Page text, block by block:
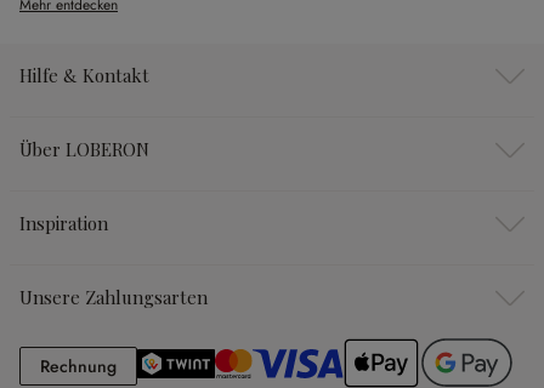
Mehr entdecken
Hilfe & Kontakt
Über LOBERON
Inspiration
Unsere Zahlungsarten
RechnungRechnung